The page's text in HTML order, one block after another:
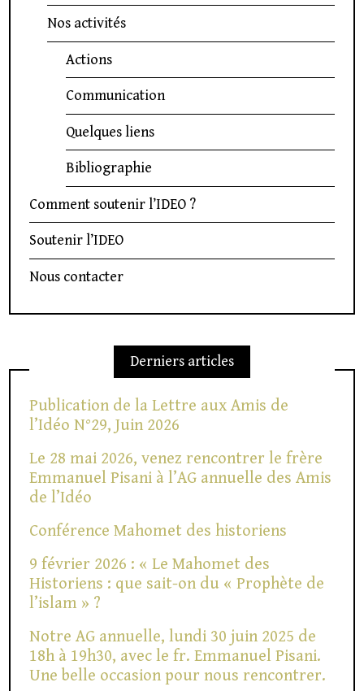
Nos activités
Actions
Communication
Quelques liens
Bibliographie
Comment soutenir l’IDEO ?
Soutenir l’IDEO
Nous contacter
Derniers articles
Publication de la Lettre aux Amis de
l’Idéo N°29, Juin 2026
Le 28 mai 2026, venez rencontrer le frère
Emmanuel Pisani à l’AG annuelle des Amis
de l’Idéo
Conférence Mahomet des historiens
9 février 2026 : « Le Mahomet des
Historiens : que sait-on du « Prophète de
l’islam » ?
Notre AG annuelle, lundi 30 juin 2025 de
18h à 19h30, avec le fr. Emmanuel Pisani.
Une belle occasion pour nous rencontrer.